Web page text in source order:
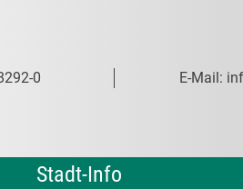
0 E-Mail:
Stadt-Info